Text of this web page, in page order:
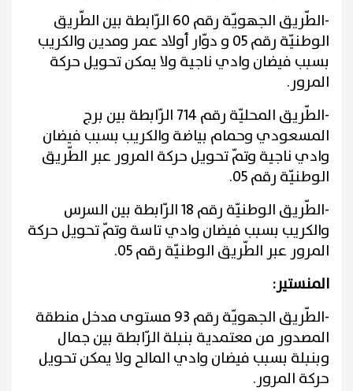
-
الطّريق الجهويّة رقم 60 الرّابطة بين الطّريق
الوطنيّة رقم 05 و دوّار أولاد عمر ومدين والكريب
بسبب فيضان وادي ناجية ولا يمكن تحويل حركة
المرور.
-
الطّريق المحليّة رقم 714 الرّابطة بين برج
المسعودي وحمام بياضة والكريب بسبب فيضان
وادي ناجية وتمّ تحويل حركة المرور عبر الطّريق
الوطنيّة رقم 05
.
-
الطّريق الوطنيّة رقم 18 الرّابطة بين السرس
والكريب بسبب فيضان وادي تاسة وتمّ تحويل حركة
المرور عبر الطّريق الوطنيّة رقم 05
.
المنستير:
-
الطّريق الجهويّة رقم 93 مستوى مدخل منطقة
المصدور من معتمدية بنبلة الرّابطة بين جمال
وبنبلة بسبب فيضان وادي المالح ولا يمكن تحويل
حركة المرور.